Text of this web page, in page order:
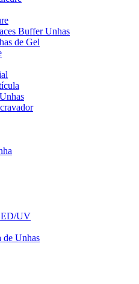
Buffer Unhas
de Gel
UV
de Unhas